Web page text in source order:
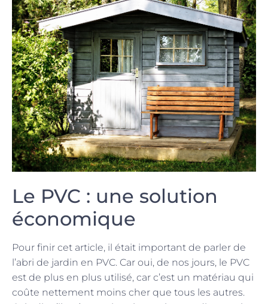
Le PVC : une solution
économique
Pour finir cet article, il était important de parler de
l’abri de jardin en PVC. Car oui, de nos jours, le PVC
est de plus en plus utilisé, car c’est un matériau qui
coûte nettement moins cher que tous les autres.